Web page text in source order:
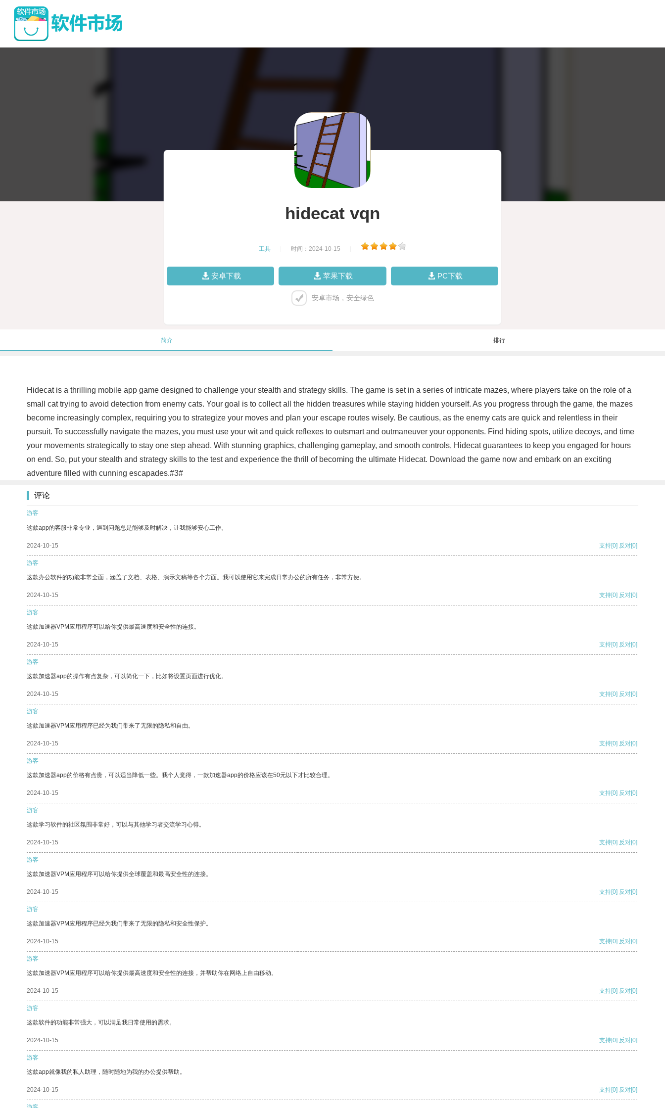
hidecat vqn
工具 时间：2024-10-15
安卓下载 苹果下载 PC下载
安卓市场，安全绿色
简介 排行
Hidecat is a thrilling mobile app game designed to challenge your stealth and strategy skills. The game is set in a series of intricate mazes, where players take on the role of a
small cat trying to avoid detection from enemy cats. Your goal is to collect all the hidden treasures while staying hidden yourself. As you progress through the game, the mazes
become increasingly complex, requiring you to strategize your moves and plan your escape routes wisely. Be cautious, as the enemy cats are quick and relentless in their
pursuit. To successfully navigate the mazes, you must use your wit and quick reflexes to outsmart and outmaneuver your opponents. Find hiding spots, utilize decoys, and time
your movements strategically to stay one step ahead. With stunning graphics, challenging gameplay, and smooth controls, Hidecat guarantees to keep you engaged for hours
on end. So, put your stealth and strategy skills to the test and experience the thrill of becoming the ultimate Hidecat. Download the game now and embark on an exciting
adventure filled with cunning escapades.#3#
评论
游客
这款app的客服非常专业，遇到问题总是能够及时解决，让我能够安心工作。
2024-10-15 支持[0] 反对[0]
游客
这款办公软件的功能非常全面，涵盖了文档、表格、演示文稿等各个方面。我可以使用它来完成日常办公的所有任务，非常方便。
2024-10-15 支持[0] 反对[0]
游客
这款加速器VPM应用程序可以给你提供最高速度和安全性的连接。
2024-10-15 支持[0] 反对[0]
游客
这款加速器app的操作有点复杂，可以简化一下，比如将设置页面进行优化。
2024-10-15 支持[0] 反对[0]
游客
这款加速器VPM应用程序已经为我们带来了无限的隐私和自由。
2024-10-15 支持[0] 反对[0]
游客
这款加速器app的价格有点贵，可以适当降低一些。我个人觉得，一款加速器app的价格应该在50元以下才比较合理。
2024-10-15 支持[0] 反对[0]
游客
这款学习软件的社区氛围非常好，可以与其他学习者交流学习心得。
2024-10-15 支持[0] 反对[0]
游客
这款加速器VPM应用程序可以给你提供全球覆盖和最高安全性的连接。
2024-10-15 支持[0] 反对[0]
游客
这款加速器VPM应用程序已经为我们带来了无限的隐私和安全性保护。
2024-10-15 支持[0] 反对[0]
游客
这款加速器VPM应用程序可以给你提供最高速度和安全性的连接，并帮助你在网络上自由移动。
2024-10-15 支持[0] 反对[0]
游客
这款软件的功能非常强大，可以满足我日常使用的需求。
2024-10-15 支持[0] 反对[0]
游客
这款app就像我的私人助理，随时随地为我的办公提供帮助。
2024-10-15 支持[0] 反对[0]